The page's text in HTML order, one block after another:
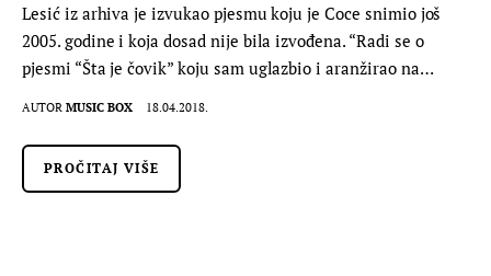
Lesić iz arhiva je izvukao pjesmu koju je Coce snimio još
2005. godine i koja dosad nije bila izvođena. “Radi se o
pjesmi “Šta je čovik” koju sam uglazbio i aranžirao na…
AUTOR MUSIC BOX 18.04.2018.
PROČITAJ VIŠE